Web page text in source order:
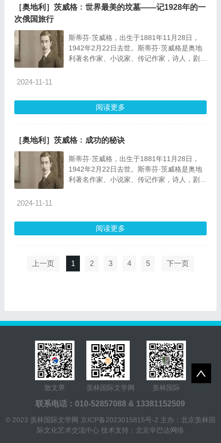
［奥地利］茨威格﹕世界最美的坟墓——记1928年的一
次俄国旅行
斯蒂芬·茨威格，出生于1881年11月28日，
1942年2月22日去世。斯蒂芬·茨威格是奥地
利著名作家、小说家、传记作家，诗人，剧作
剧》《异端的权利》等。
2024-11-11
阅读更多
［奥地利］茨威格﹕成功的秘诀
斯蒂芬·茨威格，出生于1881年11月28日，
1942年2月22日去世。斯蒂芬·茨威格是奥地
利著名作家、小说家、传记作家，诗人，剧作
2024-11-11
阅读更多
上一页 1 2 3 4 5 下一页
散文界 羡林国际文学网 羡林国际
联系电话：010-52857088 & 13381152509
© 2023 羡林国际文学网 京ICP备2023015815号-2 主办：北京羡林国
际文化艺术交流中心 技术支持：北京辛巴达网络